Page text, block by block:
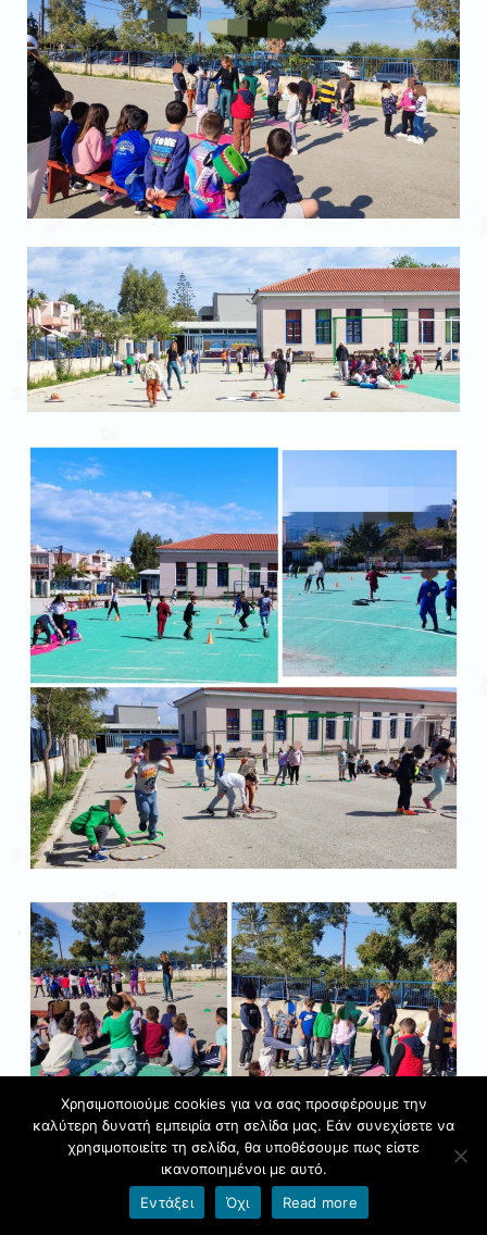
Χρησιμοποιούμε cookies για να σας προσφέρουμε την
καλύτερη δυνατή εμπειρία στη σελίδα μας. Εάν συνεχίσετε να
χρησιμοποιείτε τη σελίδα, θα υποθέσουμε πως είστε
ικανοποιημένοι με αυτό.
Εντάξει
Όχι Read more